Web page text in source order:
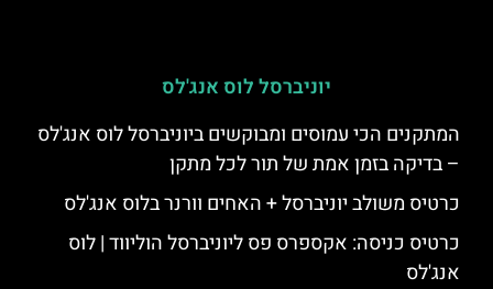
יוניברסל לוס אנג'לס
המתקנים הכי עמוסים ומבוקשים ביוניברסל לוס אנג'לס
– בדיקה בזמן אמת של תור לכל מתקן
כרטיס משולב יוניברסל + האחים וורנר בלוס אנג'לס
כרטיס כניסה: אקספרס פס ליוניברסל הוליווד | לוס
אנג'לס